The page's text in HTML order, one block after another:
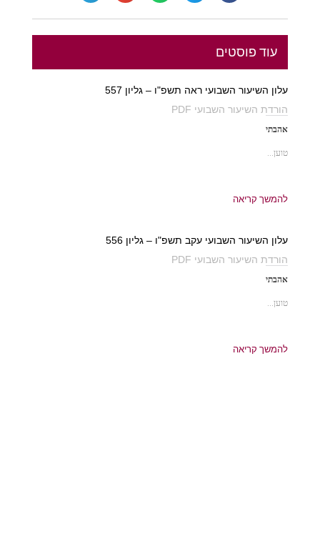
עוד פוסטים
עלון השיעור השבועי ראה תשפ"ו – גליון 557
הורדת השיעור השבועי PDF
אהבתי
טוען...
להמשך קריאה
עלון השיעור השבועי עקב תשפ"ו – גליון 556
הורדת השיעור השבועי PDF
אהבתי
טוען...
להמשך קריאה